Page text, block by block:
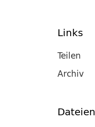
Links
Teilen
Archiv
Dateien